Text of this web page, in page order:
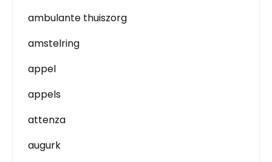
ambulante thuiszorg
amstelring
appel
appels
attenza
augurk